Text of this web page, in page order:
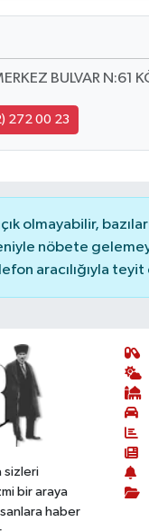
BULVAR N:61
272 00 23
olmayabilir,
nöbete
aracılığıyla
sizleri
bir araya
haber